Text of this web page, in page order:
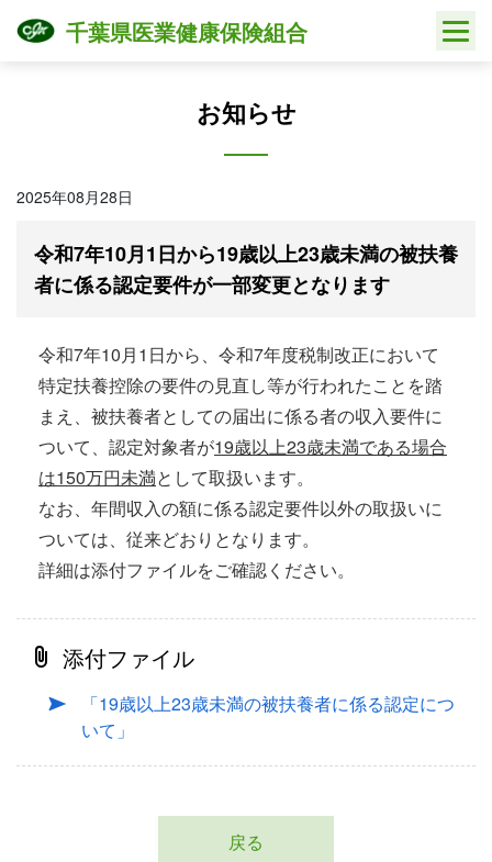
千葉県医業健康保険組合
お知らせ
2025年08月28日
令和7年10月1日から19歳以上23歳未満の被扶養
者に係る認定要件が一部変更となります
令和7年10月1日から、令和7年度税制改正において
特定扶養控除の要件の見直し等が行われたことを踏
まえ、被扶養者としての届出に係る者の収入要件に
ついて、認定対象者が19歳以上23歳未満である場合
は150万円未満として取扱います。
なお、年間収入の額に係る認定要件以外の取扱いに
ついては、従来どおりとなります。
詳細は添付ファイルをご確認ください。
添付ファイル
「19歳以上23歳未満の被扶養者に係る認定につ
いて」
戻る